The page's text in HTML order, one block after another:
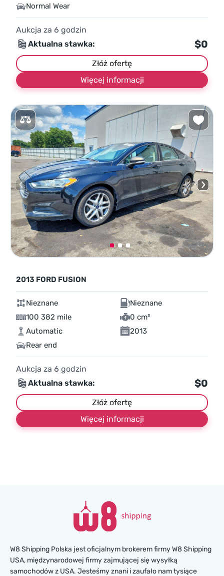
Normal Wear
Aukcja za 6 godzin
Aktualna stawka:
$0
Złóż ofertę
Więcej informacji
2013 FORD FUSION
Nieznane
Nieznane
100 382 mile
0 cm³
Automatic
2013
Rear end
Aukcja za 6 godzin
Aktualna stawka:
$0
Złóż ofertę
Więcej informacji
W8 Shipping Polska jest oficjalnym brokerem firmy W8 Shipping
USA, międzynarodowej firmy zajmującej się wysyłką
samochodów z USA. Jesteśmy znani i zaufało nam tysiące